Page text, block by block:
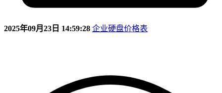
2025年09月23日 14:59:28 企业硬盘价格表